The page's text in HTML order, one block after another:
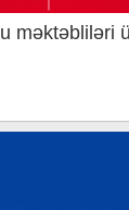
məktəbliləri